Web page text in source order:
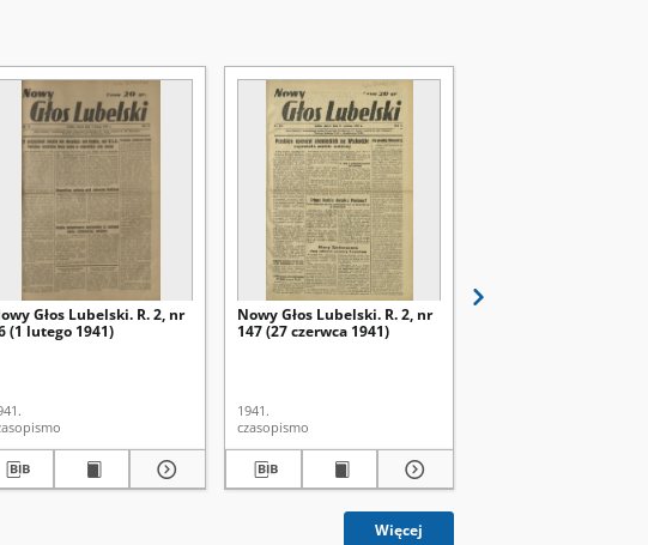
Głos Lubelski. R. 2, nr
(1 lutego 1941)
Nowy Głos Lubelski. R. 2, nr
147 (27 czerwca 1941)
1941.
czasopismo
Więcej